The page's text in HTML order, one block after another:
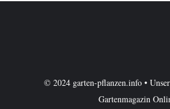
© 2024 garten-pflanzen.info •
Gartenmagazin